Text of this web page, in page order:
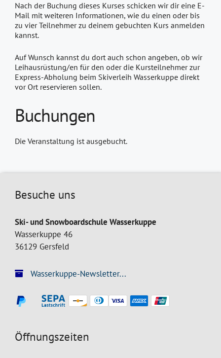
Nach der Buchung dieses Kurses schicken wir dir eine E-
Mail mit weiteren Informationen, wie du einen oder bis
zu vier Teilnehmer zu deinem gebuchten Kurs anmelden
kannst.
Auf Wunsch kannst du dort auch schon angeben, ob wir
Leihausrüstung/en für den oder die Kursteilnehmer zur
Express-Abholung beim Skiverleih Wasserkuppe direkt
vor Ort reservieren sollen.
Buchungen
Die Veranstaltung ist ausgebucht.
Besuche uns
Ski- und Snowboardschule Wasserkuppe
Wasserkuppe 46
36129 Gersfeld
Wasserkuppe-Newsletter...
Öffnungszeiten